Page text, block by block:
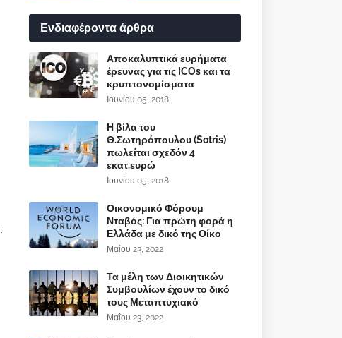
Ενδιαφέροντα άρθρα
Αποκαλυπτικά ευρήματα
έρευνας για τις ICOs και τα
κρυπτονομίσματα
Ιουνίου 05, 2018
Η βίλα του
Θ.Σωτηρόπουλου (Sotris)
πωλείται σχεδόν 4
εκατ.ευρώ
Ιουνίου 05, 2018
Οικονομικό Φόρουμ
Νταβός: Για πρώτη φορά η
Ελλάδα με δικό της Οίκο
Μαΐου 23, 2022
Τα μέλη των Διοικητικών
Συμβουλίων έχουν το δικό
τους Μεταπτυχιακό
Μαΐου 23, 2022